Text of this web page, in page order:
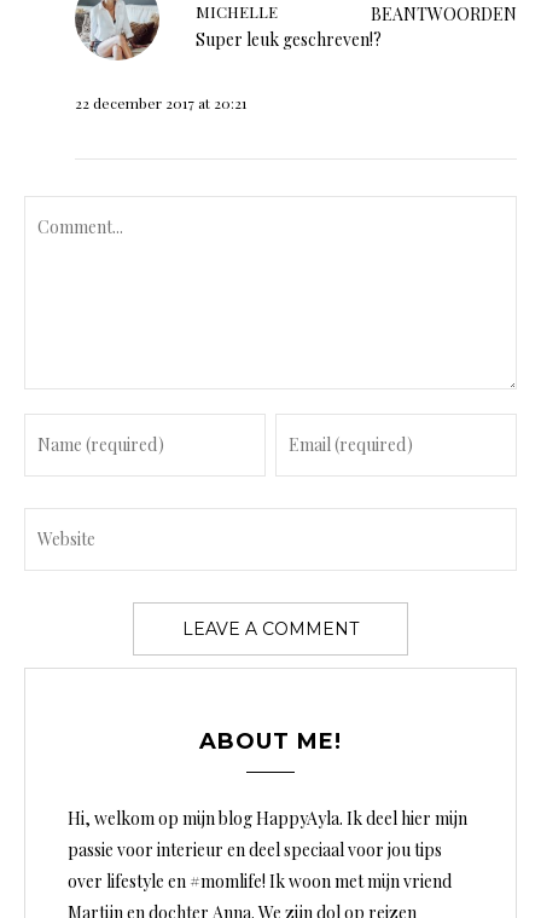
MICHELLE
BEANTWOORDEN
Super leuk geschreven!?
22 december 2017 at 20:21
ABOUT ME!
Hi, welkom op mijn blog HappyAyla. Ik deel hier mijn
passie voor interieur en deel speciaal voor jou tips
over lifestyle en #momlife! Ik woon met mijn vriend
Martijn en dochter Anna. We zijn dol op reizen